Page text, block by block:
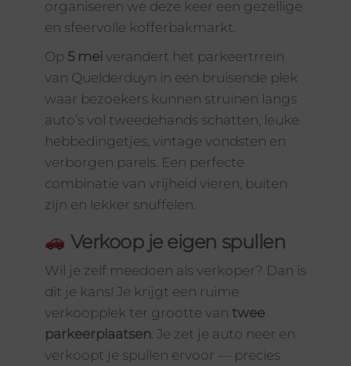
organiseren we deze keer een gezellige
en sfeervolle kofferbakmarkt.
Op 5 mei verandert het parkeertrrein
van Quelderduyn in een bruisende plek
waar bezoekers kunnen struinen langs
auto’s vol tweedehands schatten, leuke
hebbedingetjes, vintage vondsten en
verborgen parels. Een perfecte
combinatie van vrijheid vieren, buiten
zijn en lekker snuffelen.
Verkoop je eigen spullen
Wil je zelf meedoen als verkoper? Dan is
dit je kans! Je krijgt een ruime
verkoopplek ter grootte van twee
parkeerplaatsen . Je zet je auto neer en
verkoopt je spullen ervoor — precies